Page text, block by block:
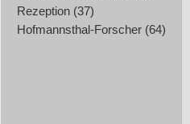
Rezeption (37)
Hofmannsthal-Forscher (64)